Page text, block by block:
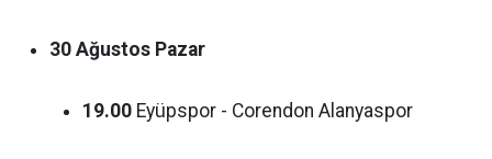
30 Ağustos Pazar
19.00 Eyüpspor - Corendon Alanyaspor